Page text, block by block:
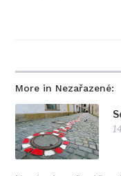
More in Nezařazené: